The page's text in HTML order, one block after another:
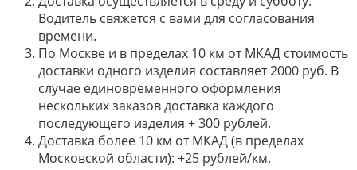
Водитель свяжется с вами для согласования
времени.
По Москве и в пределах 10 км от МКАД стоимость
доставки одного изделия составляет 2000 руб. В
случае единовременного оформления
нескольких заказов доставка каждого
последующего изделия + 300 рублей.
Доставка более 10 км от МКАД (в пределах
Московской области): +25 рублей/км.